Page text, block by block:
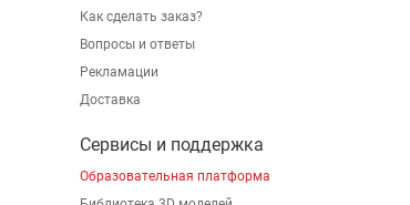
Как сделать заказ?
Вопросы и ответы
Рекламации
Доставка
Сервисы и поддержка
Образовательная платформа